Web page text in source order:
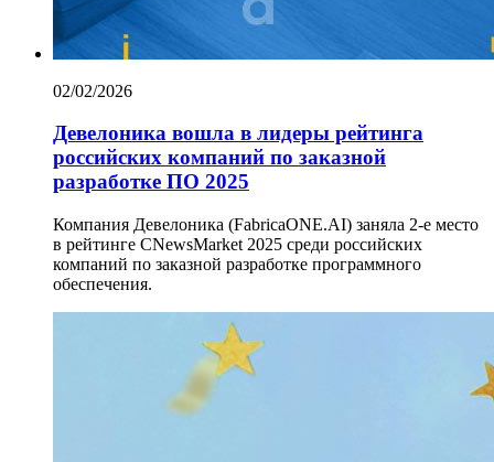
02/02/2026
Девелоника вошла в лидеры рейтинга
российских компаний по заказной
разработке ПО 2025
Компания Девелоника (FabricaONE.AI) заняла 2-е место
в рейтинге CNewsMarket 2025 среди российских
компаний по заказной разработке программного
обеспечения.